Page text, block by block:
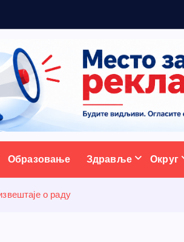
Образовање Здравље Округ
о раду